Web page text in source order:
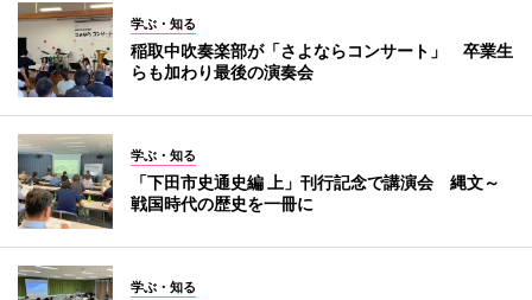
学ぶ・知る
稲取中吹奏楽部が「さよならコンサート」 卒業生
らも加わり最後の演奏会
学ぶ・知る
「下田市史通史編 上」刊行記念で講演会 縄文～
戦国時代の歴史を一冊に
学ぶ・知る